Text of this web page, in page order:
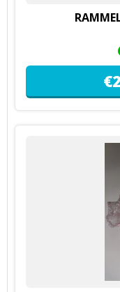
€